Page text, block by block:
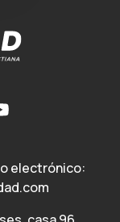
electrónico: